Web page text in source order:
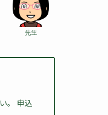
先生
。 申込